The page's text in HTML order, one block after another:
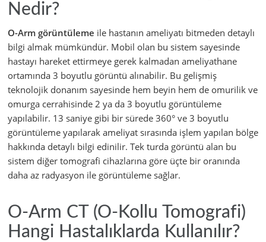
Nedir?
O-Arm görüntüleme ile hastanın ameliyatı bitmeden detaylı
bilgi almak mümkündür. Mobil olan bu sistem sayesinde
hastayı hareket ettirmeye gerek kalmadan ameliyathane
ortamında 3 boyutlu görüntü alınabilir. Bu gelişmiş
teknolojik donanım sayesinde hem beyin hem de omurilik ve
omurga cerrahisinde 2 ya da 3 boyutlu görüntüleme
yapılabilir. 13 saniye gibi bir sürede 360° ve 3 boyutlu
görüntüleme yapılarak ameliyat sırasında işlem yapılan bölge
hakkında detaylı bilgi edinilir. Tek turda görüntü alan bu
sistem diğer tomografi cihazlarına göre üçte bir oranında
daha az radyasyon ile görüntüleme sağlar.
O-Arm CT (O-Kollu Tomografi)
Hangi Hastalıklarda Kullanılır?